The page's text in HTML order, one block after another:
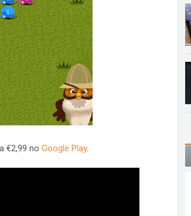
€2,99 no Google Play.